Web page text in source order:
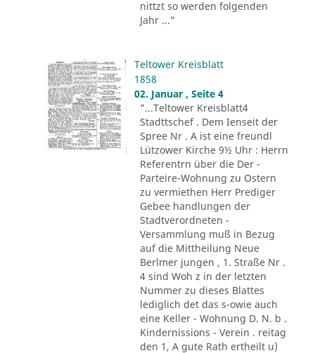
nittzt so werden folgenden
Jahr ..."
Teltower Kreisblatt
1858
02. Januar , Seite 4
"...Teltower Kreisblatt4
Stadttschef . Dem Ienseit der
Spree Nr . A ist eine freundl
Lützower Kirche 9½ Uhr : Herrn
Referentrn über die Der -
Parteire-Wohnung zu Ostern
zu vermiethen Herr Prediger
Gebee handlungen der
Stadtverordneten -
Versammlung muß in Bezug
auf die Mittheilung Neue
Berlmer jungen , 1. Straße Nr .
4 sind Woh z in der letzten
Nummer zu dieses Blattes
lediglich det das s-owie auch
eine Keller - Wohnung D. N. b .
Kindernissions - Verein . reitag
den 1, A gute Rath ertheilt u)